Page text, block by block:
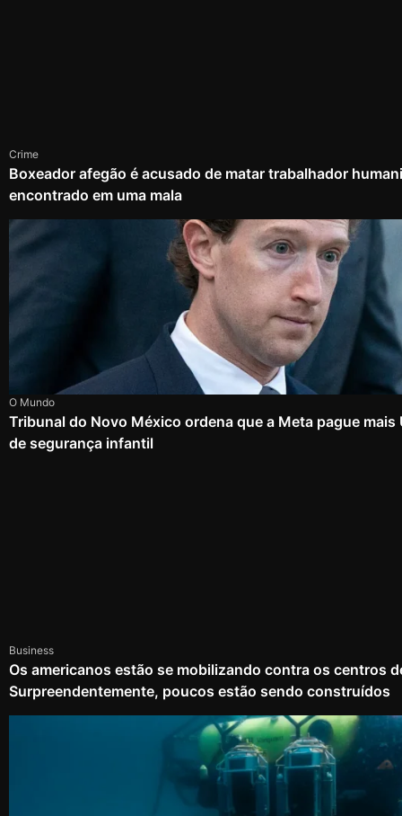
Crime
Boxeador afegão é acusado de matar trabalhador
encontrado em uma mala
O Mundo
Tribunal do Novo México ordena que a Meta pague mais
de segurança infantil
Business
Os americanos estão se mobilizando contra os centros
Surpreendentemente, poucos estão sendo construídos